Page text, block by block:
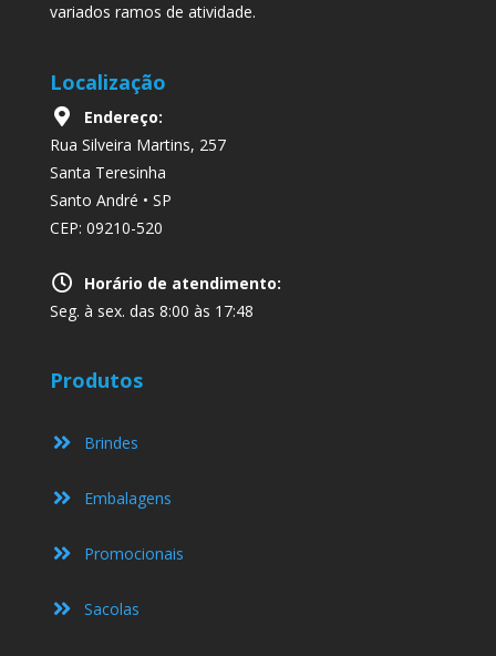
variados ramos de atividade.
Localização
Endereço:
Rua Silveira Martins, 257
Santa Teresinha
Santo André • SP
CEP: 09210-520
Horário de atendimento:
Seg. à sex. das 8:00 às 17:48
Produtos
Brindes
Embalagens
Promocionais
Sacolas